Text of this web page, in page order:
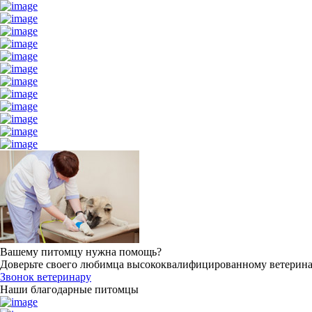
Вашему питомцу нужна помощь?
Доверьте своего любимца высококвалифицированному
Звонок ветеринару
Наши благодарные питомцы